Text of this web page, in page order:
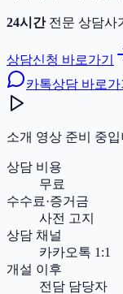
24시간전문 상담사
상담신청 바로가기
카톡상담 바로가
소개 영상 준비 중
상담 비용
무료
수수료·증거금
사전 고지
상담 채널
카카오톡 1:1
개설 이후
전담 담당자